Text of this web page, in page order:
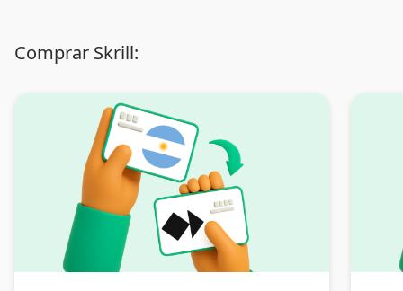
Comprar Skrill: